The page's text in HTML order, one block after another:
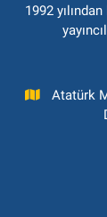
1992
Atatürk